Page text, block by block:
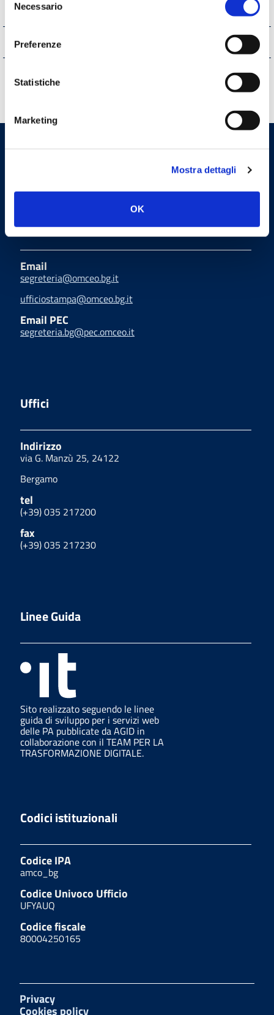
delNecessario
Preferenze
Statistiche
Marketing
Mostra dettagli
OK
Strutture sanitarie private accreditate
Interventi straordinari e di emergenza
degli Odontoiatri della
Provincia di Bergamo
Indirizzi email
Email
segreteria@omceo.bg.it
ufficiostampa@omceo.bg.it
Email PEC
segreteria.bg@pec.omceo.it
Uffici
Indirizzo
via G. Manzù 25, 24122
Bergamo
tel
(+39) 035 217200
fax
(+39) 035 217230
Linee Guida
Sito realizzato seguendo le linee
guida di sviluppo per i servizi web
delle PA pubblicate da AGID in
collaborazione con il TEAM PER LA
TRASFORMAZIONE DIGITALE.
Codici istituzionali
Codice IPA
amco_bg
Codice Univoco Ufficio
UFYAUQ
Codice fiscale
80004250165
Privacy
Cookies policy